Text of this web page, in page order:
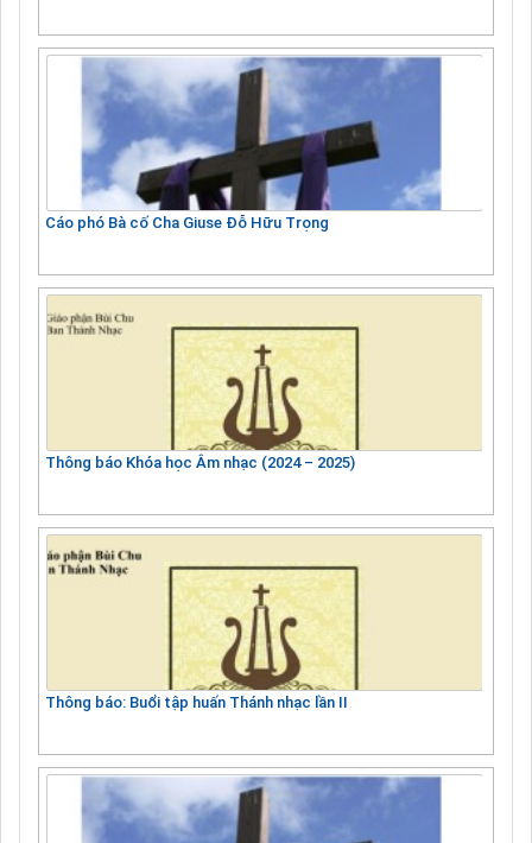
Cáo phó Bà cố Cha Giuse Đỗ Hữu Trọng
Thông báo Khóa học Âm nhạc (2024 – 2025)
Thông báo: Buổi tập huấn Thánh nhạc lần II